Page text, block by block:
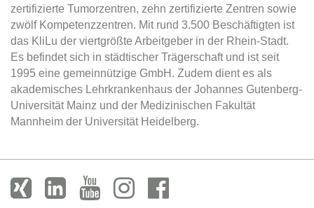
zertifizierte Tumorzentren, zehn zertifizierte Zentren sowie
zwölf Kompetenzzentren. Mit rund 3.500 Beschäftigten ist
das KliLu der viertgrößte Arbeitgeber in der Rhein-Stadt.
Es befindet sich in städtischer Trägerschaft und ist seit
1995 eine gemeinnützige GmbH. Zudem dient es als
akademisches Lehrkrankenhaus der Johannes Gutenberg-
Universität Mainz und der Medizinischen Fakultät
Mannheim der Universität Heidelberg.